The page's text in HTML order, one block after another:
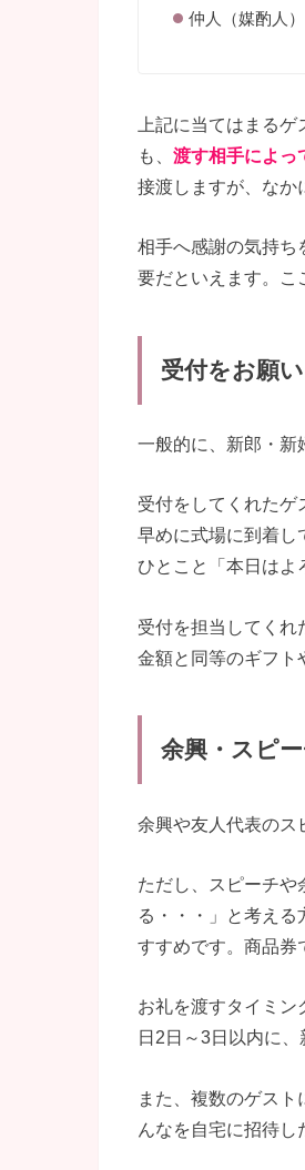
仲人（媒酌人）
上記に当てはまる
も、 渡す相手によっ
接渡しますが、なか
相手へ感謝の気持ち
要だといえます。こ
受付をお願
一般的に、新郎・新
受付をしてくれたゲ
早めに式場に到着し
ひとこと「本日はよ
受付を担当してくれ
金額と同等のギフト
余興・スピ
余興や友人代表のス
ただし、スピーチや
る・・・」と考え
すすめです。商品券
お礼を渡すタイミン
日2日～3日以内に
また、複数のゲス
んなを自宅に招待し